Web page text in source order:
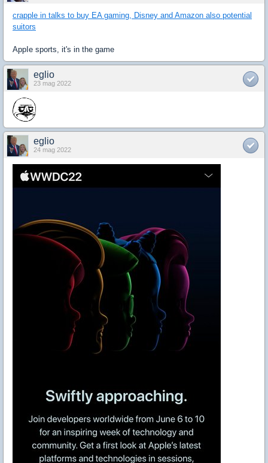
crapple in talks to buy EA gaming, Disney and Amazon also potential
suitors
AppIe sports, it's in the game
eglio
23 mag 2022
eglio
24 mag 2022